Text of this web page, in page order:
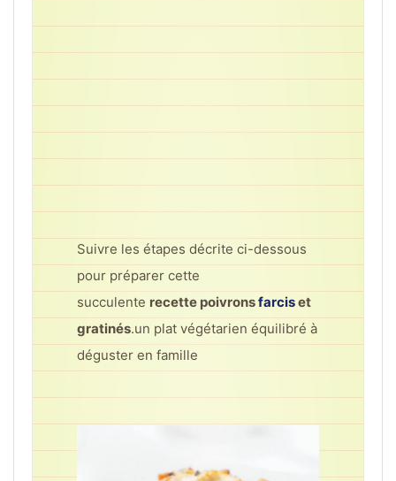
Suivre les étapes décrite ci-dessous
pour préparer cette
succulente recette poivronsfarciset
gratinés.un plat végétarien équilibré à
déguster en famille